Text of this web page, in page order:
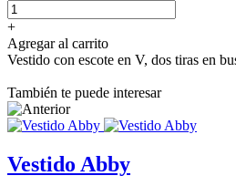
+
Agregar al carrito
Vestido con escote en V, dos tiras en
También te puede interesar
Vestido Abby